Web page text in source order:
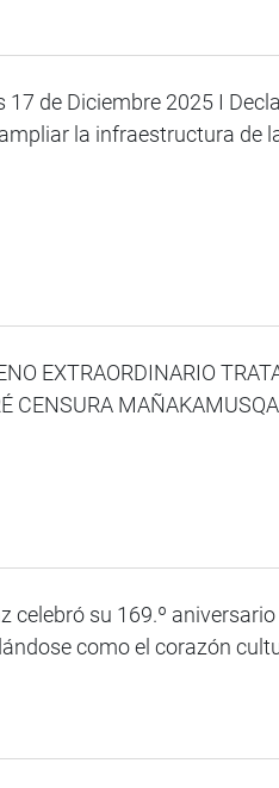
17 de Diciembre 2025 I
la infraestructura de
EXTRAORDINARIO
CENSURA
celebró su 169.º
como el corazón